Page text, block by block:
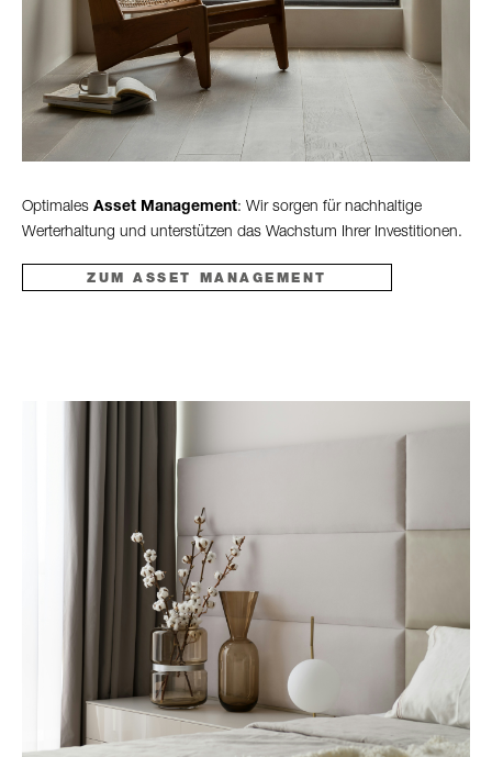
Optimales Asset Management: Wir sorgen für nachhaltige
Werterhaltung und unterstützen das Wachstum Ihrer Investitionen.
ZUM ASSET MANAGEMENT